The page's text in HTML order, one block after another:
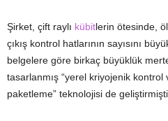
​Şirket, çift raylı kübitlerin ötesinde,
çıkış kontrol hatlarının sayısını
belgelere göre birkaç büyüklük
tasarlanmış “yerel kriyojenik
paketleme” teknolojisi de